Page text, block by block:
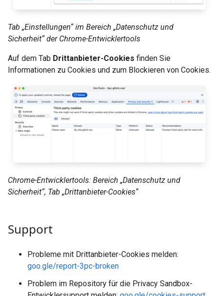
Tab „Einstellungen“ im Bereich „Datenschutz und
Sicherheit“ der Chrome-Entwicklertools
Auf dem Tab Drittanbieter-Cookies finden Sie
Informationen zu Cookies und zum Blockieren von Cookies.
Chrome-Entwicklertools: Bereich „Datenschutz und
Sicherheit“, Tab „Drittanbieter-Cookies“
Support
Probleme mit Drittanbieter-Cookies melden:
goo.gle/report-3pc-broken
Problem im Repository für die Privacy Sandbox-